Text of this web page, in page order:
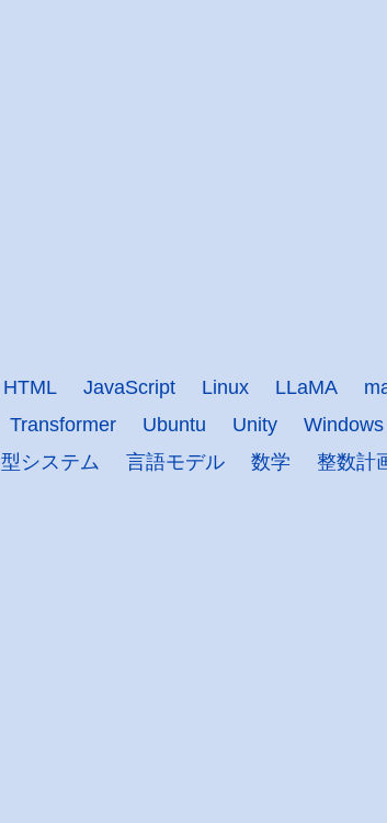
HTML JavaScript Linux LLaMA
Transformer Ubuntu Unity Windows
型システム 言語モデル 数学 整数計